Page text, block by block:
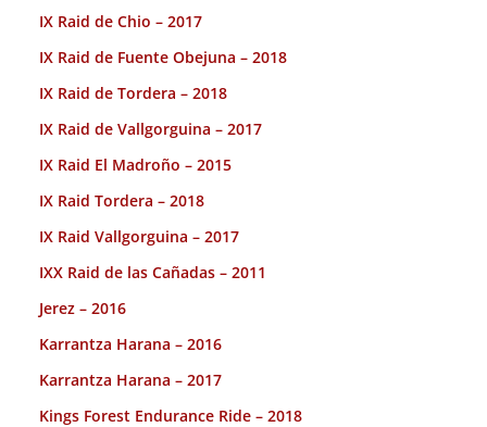
IX Raid de Chio – 2017
IX Raid de Fuente Obejuna – 2018
IX Raid de Tordera – 2018
IX Raid de Vallgorguina – 2017
IX Raid El Madroño – 2015
IX Raid Tordera – 2018
IX Raid Vallgorguina – 2017
IXX Raid de las Cañadas – 2011
Jerez – 2016
Karrantza Harana – 2016
Karrantza Harana – 2017
Kings Forest Endurance Ride – 2018